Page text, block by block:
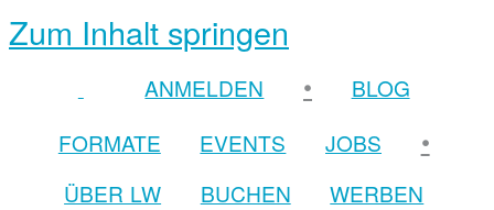
Zum Inhalt springen
ANMELDEN •
BLOG
FORMATE
EVENTS JOBS •
ÜBER LW BUCHEN
WERBEN